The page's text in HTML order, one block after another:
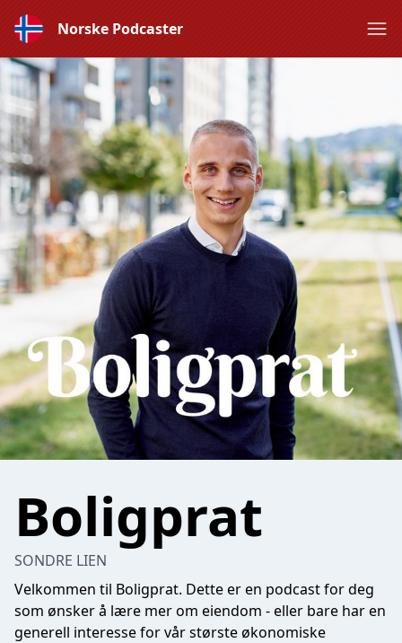
Norske Podcaster
Boligprat
SONDRE LIEN
Velkommen til Boligprat. Dette er en podcast for deg
som ønsker å lære mer om eiendom - eller bare har en
generell interesse for vår største økonomiske